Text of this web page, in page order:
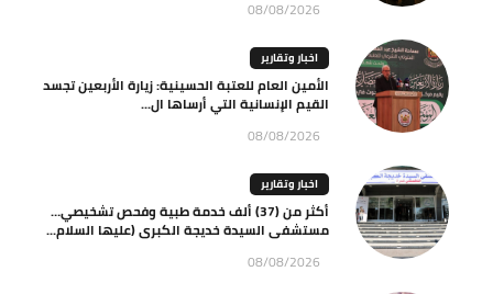
08/08/2026
اخبار وتقارير
الأمين العام للعتبة الحسينية: زيارة الأربعين تجسد
القيم الإنسانية التي أرساها ال...
08/08/2026
اخبار وتقارير
أكثر من (37) ألف خدمة طبية وفحص تشخيصي…
مستشفى السيدة خديجة الكبرى (عليها السلام...
08/08/2026